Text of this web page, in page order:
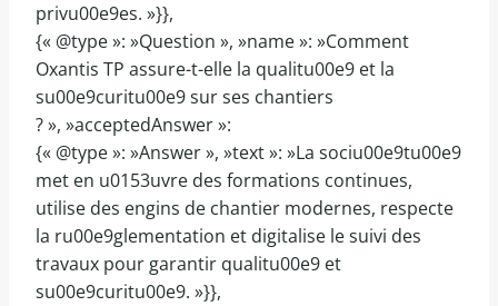
privu00e9es. »}},
{« @type »: »Question », »name »: »Comment
Oxantis TP assure-t-elle la qualitu00e9 et la
su00e9curitu00e9 sur ses chantiers
? », »acceptedAnswer »:
{« @type »: »Answer », »text »: »La sociu00e9tu00e9
met en u0153uvre des formations continues,
utilise des engins de chantier modernes, respecte
la ru00e9glementation et digitalise le suivi des
travaux pour garantir qualitu00e9 et
su00e9curitu00e9. »}},